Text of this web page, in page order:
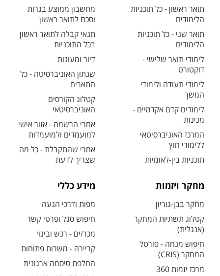
תואר ראשון - כל תוכניות
הלימודים
תואר שני - כל תוכניות
הלימודים
לימודי תואר שלישי -
דוקטורט
לימודי תעודה ולימודי
המשך
לימודים קדם אקדמיים -
מכינות
המרכז האוניברסיטאי
ללימודי חוץ
תוכניות בין-לאומיות
מחשבון ממוצע בגרות
וסכם לתואר ראשון
תנאי קבלה לתואר ראשון
בכל התוכניות
דיור ומעונות
שנתון האוניברסיטה - כל
התארים
קטלוג הקורסים
האוניברסיטאי
אחרי הרשמה - אזור אישי
למועמדים ולמועמדות
אחרי שהתקבלת - כל מה
שצריך לדעת
מחקר ויזמות
מחקר בבן-גוריון
קטלוג תשתיות המחקר
(אנגלית)
חיפוש מנחה - פורטל
המחקר (CRIS)
מרכז יזמות 360
מידע כללי
מפות ודרכי הגעה
חיפוש סגל ופרטי קשר
מכרזים - רכש ובינוי
קריירה - משרות פתוחות
החלפת סיסמה ארגונית